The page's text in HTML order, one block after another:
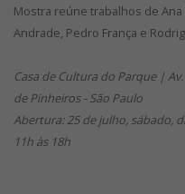
Mostra reúne trabalhos de
Andrade, Pedro França e
Casa de Cultura do Parque |
de Pinheiros - São Paulo
Abertura: 25 de julho, sábado,
11h às 18h